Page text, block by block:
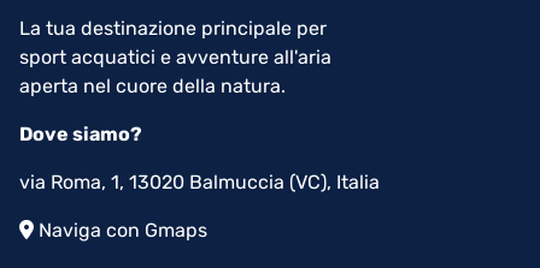
La tua destinazione principale per
sport acquatici e avventure all'aria
aperta nel cuore della natura.
Dove siamo?
via Roma, 1, 13020 Balmuccia (VC), Italia
Naviga con Gmaps